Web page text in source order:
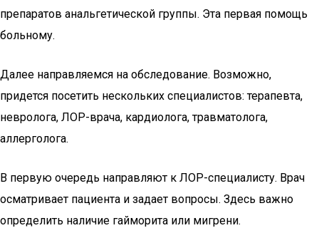
препаратов анальгетической группы. Эта первая помощь
больному.
Далее направляемся на обследование. Возможно,
придется посетить нескольких специалистов: терапевта,
невролога, ЛОР-врача, кардиолога, травматолога,
аллерголога.
В первую очередь направляют к ЛОР-специалисту. Врач
осматривает пациента и задает вопросы. Здесь важно
определить наличие гайморита или мигрени.